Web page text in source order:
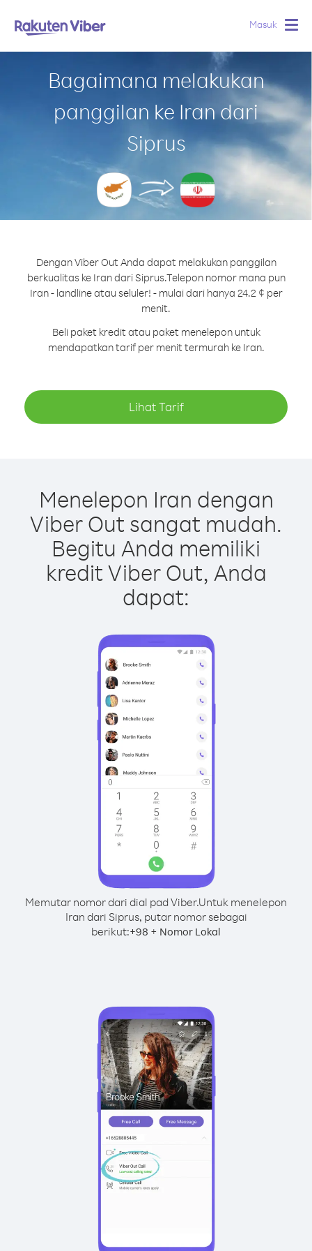
Masuk
Bagaimana melakukan
panggilan ke Iran dari
Siprus
Dengan Viber Out Anda dapat melakukan panggilan
berkualitas ke Iran dari Siprus.Telepon nomor mana pun
Iran - landline atau seluler! - mulai dari hanya 24.2 ¢ per
menit.
Beli paket kredit atau paket menelepon untuk
mendapatkan tarif per menit termurah ke Iran.
Lihat Tarif
Menelepon Iran dengan
Viber Out sangat mudah.
Begitu Anda memiliki
kredit Viber Out, Anda
dapat:
Memutar nomor dari dial pad Viber.Untuk menelepon
Iran dari Siprus, putar nomor sebagai
berikut:+98 + Nomor Lokal